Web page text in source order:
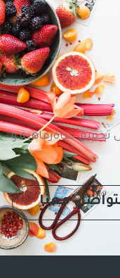
حياةرفاهية و
معنا